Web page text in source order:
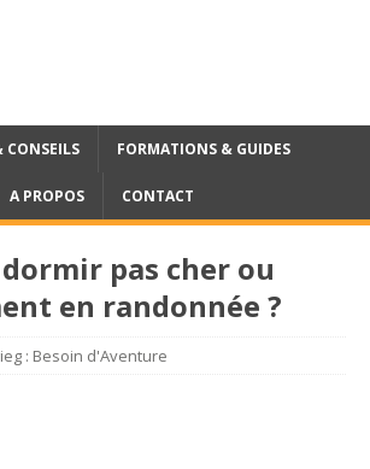
CONSEILS FORMATIONS & GUIDES
A PROPOS CONTACT
pas cher ou
en randonnée ?
: Besoin d'Aventure